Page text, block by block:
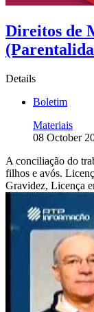
Direitos de
Details
Boletim
Materiais
08 October
A conciliação do
filhos e avós.
Gravidez, Licença